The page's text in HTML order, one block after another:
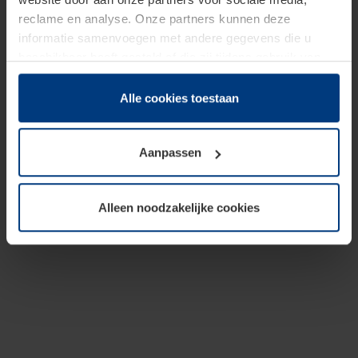
reclame en analyse. Onze partners kunnen deze
informatie samenvoegen met andere gegevens die u
hun diensten hebben verzameld.
Juridisch hebben wij het recht om cookies op uw
van deze pagina's absoluut vereist is. Voor alle andere
soorten cookies is uw toestemming benodigd. Uw
toestemming kunt u op elk moment bij de uitleg van de
wijzigen of herroepen.
Alle cookies toestaan
Aanpassen
Alleen noodzakelijke cookies